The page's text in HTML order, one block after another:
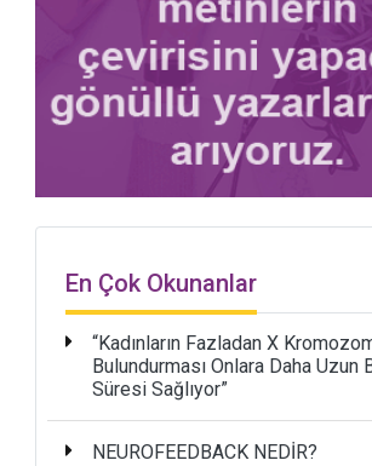
En Çok Okunanlar
“Kadınların Fazladan X
Bulundurması Onlara Daha Uzun
Süresi Sağlıyor”
NEUROFEEDBACK NEDİR?